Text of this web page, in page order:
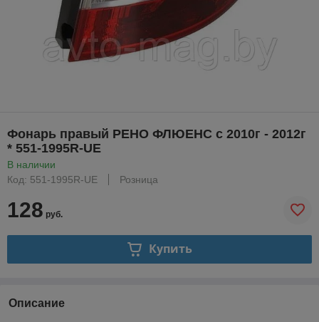
Фонарь правый РЕНО ФЛЮЕНС с 2010г - 2012г
* 551-1995R-UE
В наличии
Код: 551-1995R-UE
Розница
128 руб.
Купить
Описание